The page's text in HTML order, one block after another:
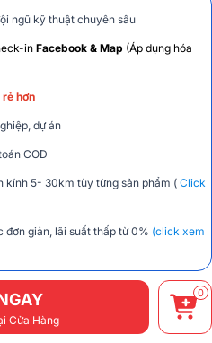
ngũ kỹ thuật chuyên sâu
in Facebook & Map (Áp dụng hóa
hơn
dự án
COD
kính 5- 30km tùy từng sản phẩm ( Click
đơn giản, lãi suất thấp từ 0% (click xem
Cửa Hàng
0